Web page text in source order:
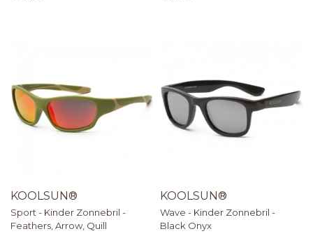
KOOLSUN®
Sport - Kinder Zonnebril -
Feathers, Arrow, Quill
KOOLSUN®
Wave - Kinder Zonnebril -
Black Onyx